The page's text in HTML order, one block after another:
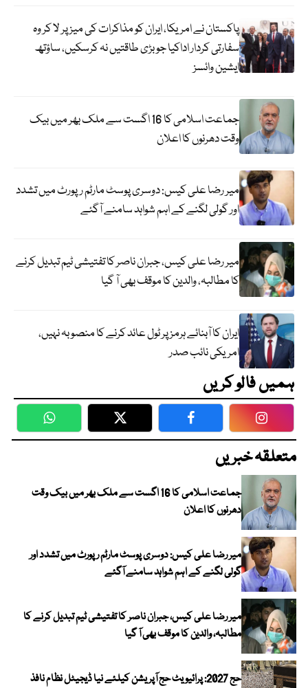
پاکستان نے امریکا، ایران کو مذاکرات کی میز پر لا کر وہ
سفارتی کردار اداکیا جو بڑی طاقتیں نہ کرسکیں، ساؤتھ
ایشین وائسز
جماعت اسلامی کا 16 اگست سے ملک بھر میں بیک
وقت دھرنوں کا اعلان
میر رضا علی کیس: دوسری پوسٹ مارٹم رپورٹ میں تشدد
اور گولی لگنے کے اہم شواہد سامنے آگئے
میر رضا علی کیس، جبران ناصر کا تفتیشی ٹیم تبدیل کرنے
کا مطالبہ، والدین کا موقف بھی آ گیا
ایران کا آبنائے ہرمز پر ٹول عائد کرنے کا منصوبہ نہیں،
امریکی نائب صدر
ہمیں فالو کریں
WhatsApp Twitter Facebook
متعلقہ خبریں
جماعت اسلامی کا 16 اگست سے ملک بھر میں بیک وقت
دھرنوں کا اعلان
میر رضا علی کیس: دوسری پوسٹ مارٹم رپورٹ میں تشدد اور
گولی لگنے کے اہم شواہد سامنے آگئے
میر رضا علی کیس، جبران ناصر کا تفتیشی ٹیم تبدیل کرنے کا
مطالبہ، والدین کا موقف بھی آ گیا
حج 2027: پرائیویٹ حج آپریشن کیلئے نیا ڈیجیٹل نظام نافذ